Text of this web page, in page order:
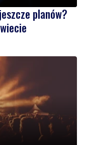
planów?